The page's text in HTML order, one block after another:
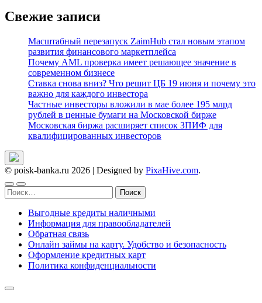
Свежие записи
Масштабный перезапуск ZaimHub стал новым этапом
развития финансового маркетплейса
Почему AML проверка имеет решающее значение в
современном бизнесе
Ставка снова вниз? Что решит ЦБ 19 июня и почему это
важно для каждого инвестора
Частные инвесторы вложили в мае более 195 млрд
рублей в ценные бумаги на Московской бирже
Московская биржа расширяет список ЗПИФ для
квалифицированных инвесторов
© poisk-banka.ru 2026 | Designed by PixaHive.com.
Найти:
Выгодные кредиты наличными
Информация для правообладателей
Обратная связь
Онлайн займы на карту. Удобство и безопасность
Оформление кредитных карт
Политика конфиденциальности